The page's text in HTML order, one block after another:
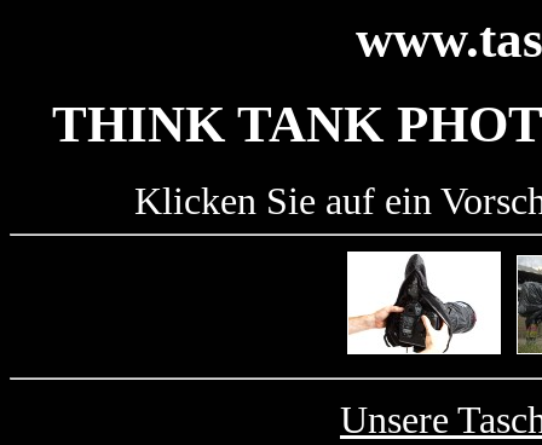
THINK TANK
Klicken Sie auf ein
Unsere